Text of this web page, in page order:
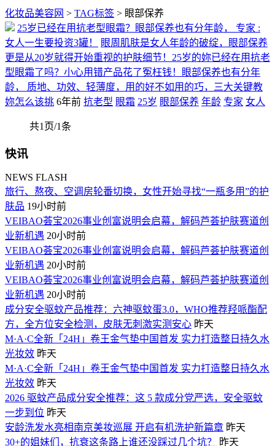
化妆品美容网 > TAG标签 > 眼部保养
25岁已经在用抗老型眼霜？眼部保养也有分年龄， 专家 :
女人一生要投资3罐！
眼周肌肤是女人年龄的破绽，眼部保养
更是从20岁就得开始重视的护肤细节！25岁的妳已经在用抗老
型眼霜了吗？小心用错产品花了冤枉钱！眼部保养也有分年
龄， 质地、功效、轻薄度，用的好不如用的巧，三大关键教
妳怎么该挑 6年前 抗老型 眼霜 25岁 眼部保养 年龄 专家 女人
共1页/1条
快讯
NEWS FLASH
旅行、熬夜、空调房轮番切换，女性开始寻找“一瓶多用”的护
肤品 19小时前
VEIBAO荟宝2026事业创富说明会启幕，解码芦荟护肤赛道创
业新机遇 20小时前
VEIBAO荟宝2026事业创富说明会启幕，解码芦荟护肤赛道创
业新机遇 20小时前
VEIBAO荟宝2026事业创富说明会启幕，解码芦荟护肤赛道创
业新机遇 20小时前
成分安全驱蚊产品推荐：六神驱蚊蛋3.0，WHO推荐羟哌酯配
方，全方位安全检测，皮肤无刺激实测安心 昨天
M·A·C全新「24H」卷王金气垫中国首发 实力打造整日持久水
光妆效 昨天
M·A·C全新「24H」卷王金气垫中国首发 实力打造整日持久水
光妆效 昨天
2026 驱蚊产品成分安全推荐：这 5 款成分党严选，安全驱蚊
一步到位 昨天
安龄洗发水亮相南京美妆巡展 开启有机洗护新篇章 昨天
30+的姐妹们，抗衰这条路上谁还没踩过几个坑？
昨天